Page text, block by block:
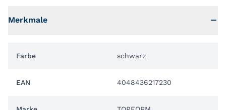
Merkmale
Farbe schwarz
EAN 4048436217230